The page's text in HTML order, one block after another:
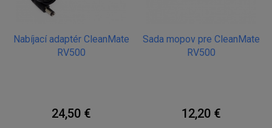
Nabíjací adaptér CleanMate
RV500
24,50 €
Sada mopov pre CleanMate
RV500
12,20 €